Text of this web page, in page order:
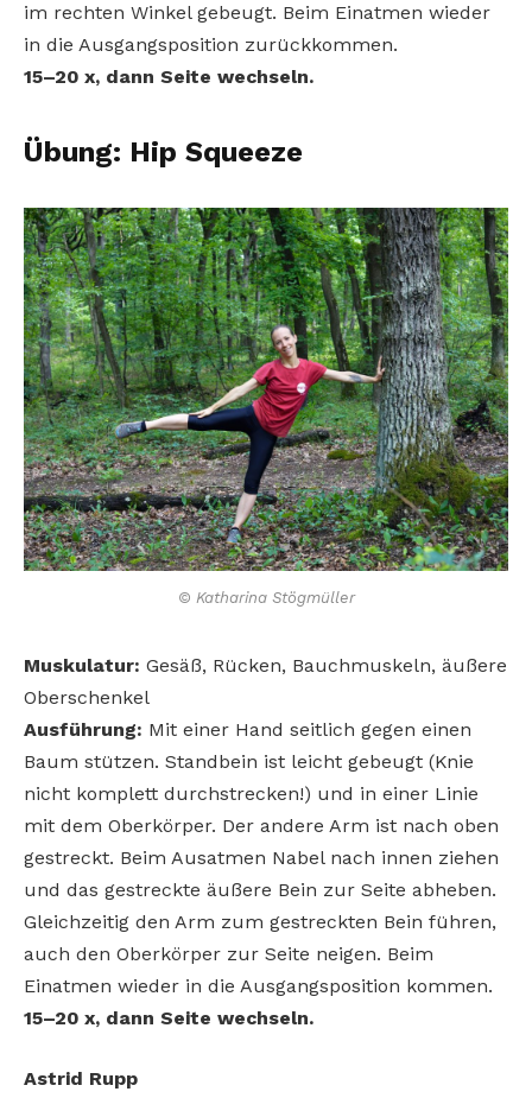
im rechten Winkel gebeugt. Beim Einatmen wieder
in die Ausgangsposition zurückkommen.
15–20 x, dann Seite wechseln.
Übung: Hip Squeeze
© Katharina Stögmüller
Muskulatur: Gesäß, Rücken, Bauchmuskeln, äußere
Oberschenkel
Ausführung: Mit einer Hand seitlich gegen einen
Baum stützen. Standbein ist leicht gebeugt (Knie
nicht komplett durchstrecken!) und in einer Linie
mit dem Oberkörper. Der andere Arm ist nach oben
gestreckt. Beim Ausatmen Nabel nach innen ziehen
und das gestreckte äußere Bein zur Seite abheben.
Gleichzeitig den Arm zum gestreckten Bein führen,
auch den Oberkörper zur Seite neigen. Beim
Einatmen wieder in die Ausgangsposition kommen.
15–20 x, dann Seite wechseln.
Astrid Rupp